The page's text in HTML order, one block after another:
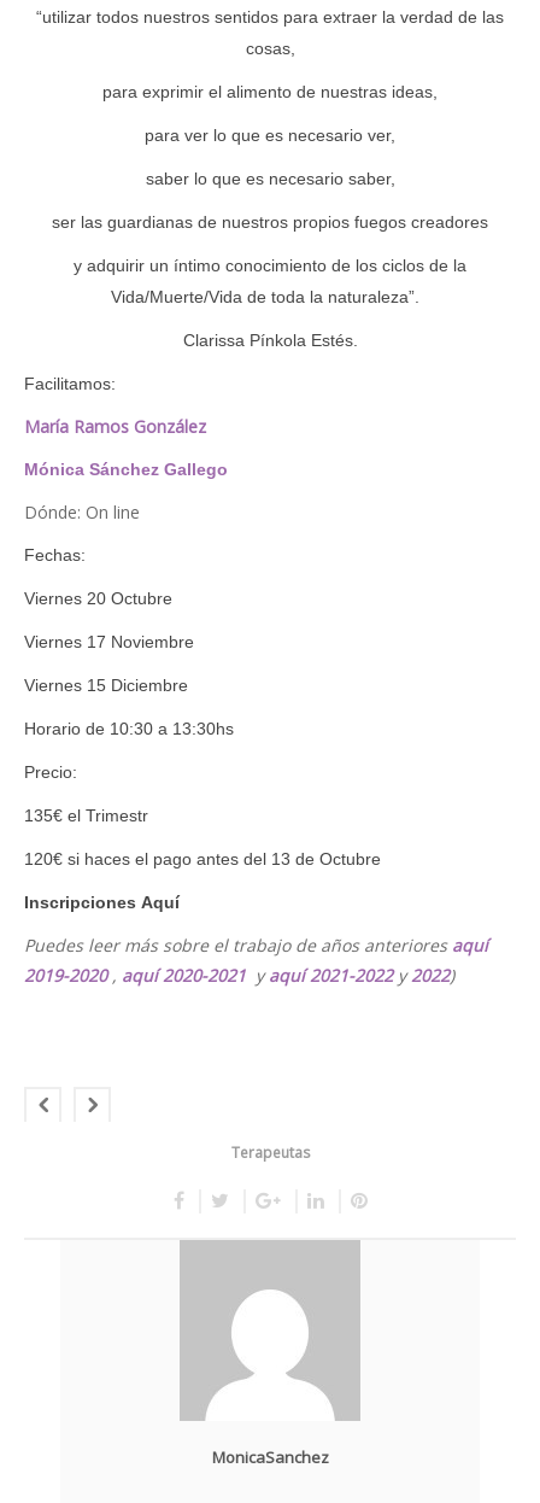
“utilizar todos nuestros sentidos para extraer la verdad de las
cosas,
para exprimir el alimento de nuestras ideas,
para ver lo que es necesario ver,
saber lo que es necesario saber,
ser las guardianas de nuestros propios fuegos creadores
y adquirir un íntimo conocimiento de los ciclos de la
Vida/Muerte/Vida de toda la naturaleza”.
Clarissa Pínkola Estés.
Facilitamos:
María Ramos González
Mónica Sánchez Gallego
Dónde: On line
Fechas:
Viernes 20 Octubre
Viernes 17 Noviembre
Viernes 15 Diciembre
Horario de 10:30 a 13:30hs
Precio:
135€ el Trimestr
120€ si haces el pago antes del 13 de Octubre
Inscripciones Aquí
Puedes leer más sobre el trabajo de años anteriores aquí
2019-2020, aquí 2020-2021 yaquí 2021-2022y2022)
Terapeutas
MonicaSanchez